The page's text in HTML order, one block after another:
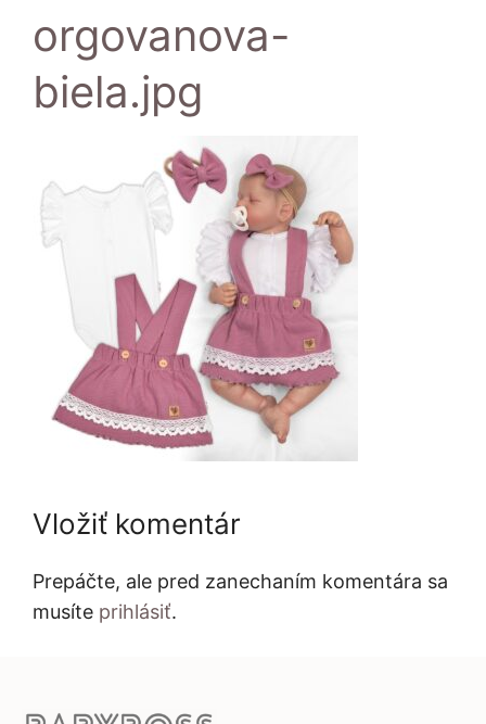
orgovanova-
biela.jpg
Vložiť komentár
Prepáčte, ale pred zanechaním komentára sa
musíte prihlásiť.